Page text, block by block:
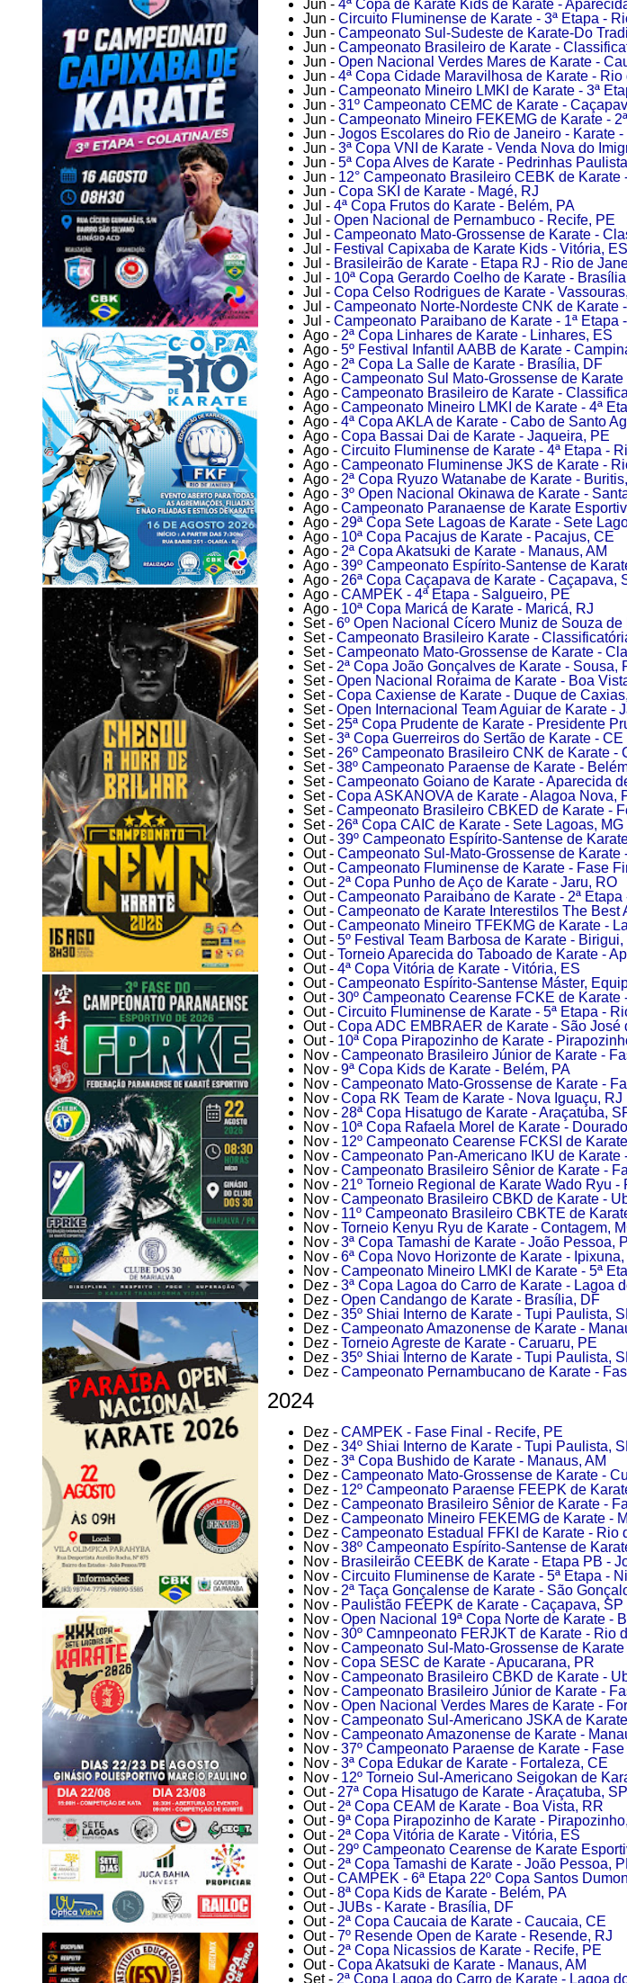
Jun - 4ª Copa de Karate Kids de Karate -
Jun - Circuito Fluminense de Karate - 3ª Etapa -
Jun - Campeonato Sul-Sudeste de Karate-Do
Jun - Campeonato Brasileiro de Karate -
Jun - Open Nacional Verdes Mares de Karate -
Jun - 4ª Copa Cidade Maravilhosa de Karate - Rio
Jun - Campeonato Mineiro LMKI de Karate - 3ª
Jun - 31º Campeonato CEMC de Karate -
Jun - Campeonato Mineiro FEKEMG de Karate -
Jun - Jogos Escolares do Rio de Janeiro - Karate
Jun - 3ª Copa VNI de Karate - Venda Nova do
Jun - 5ª Copa Alves de Karate - Pedrinhas
Jun - 12° Campeonato Brasileiro CEBK de Karate
Jun - Copa SKI de Karate - Magé, RJ
Jul - 4ª Copa Frutos do Karate - Belém, PA
Jul - Open Nacional de Pernambuco - Recife, PE
Jul - Campeonato Mato-Grossense de Karate -
Jul - Festival Capixaba de Karate Kids - Vitória, ES
Jul - Brasileirão de Karate - Etapa RJ - Rio de
Jul - 10ª Copa Gerardo Coelho de Karate -
Jul - Copa Celso Rodrigues de Karate -
Jul - Campeonato Norte-Nordeste CNK de Karate
Jul - Campeonato Paraibano de Karate - 1ª Etapa
Ago - 2ª Copa Linhares de Karate - Linhares, ES
Ago - 5º Festival Infantil AABB de Karate -
Ago - 2ª Copa La Salle de Karate - Brasília, DF
Ago - Campeonato Sul Mato-Grossense de
Ago - Campeonato Brasileiro de Karate -
Ago - Campeonato Mineiro LMKI de Karate - 4ª
Ago - 4ª Copa AKLA de Karate - Cabo de Santo
Ago - Copa Bassai Dai de Karate - Jaqueira, PE
Ago - Circuito Fluminense de Karate - 4ª Etapa -
Ago - Campeonato Fluminense JKS de Karate -
Ago - 2ª Copa Ryuzo Watanabe de Karate -
Ago - 3º Open Nacional Okinawa de Karate -
Ago - Campeonato Paranaense de Karate
Ago - 29ª Copa Sete Lagoas de Karate - Sete
Ago - 10ª Copa Pacajus de Karate - Pacajus, CE
Ago - 2ª Copa Akatsuki de Karate - Manaus, AM
Ago - 39º Campeonato Espírito-Santense de
Ago - 26ª Copa Caçapava de Karate - Caçapava,
Ago - CAMPEK - 4ª Etapa - Salgueiro, PE
Ago - 10ª Copa Maricá de Karate - Maricá, RJ
Set - 6º Open Nacional Cícero Muniz de Souza de
Set - Campeonato Brasileiro Karate -
Set - Campeonato Mato-Grossense de Karate -
Set - 2ª Copa João Gonçalves de Karate - Sousa,
Set - Open Nacional Roraima de Karate - Boa
Set - Copa Caxiense de Karate - Duque de
Set - Open Internacional Team Aguiar de Karate -
Set - 25ª Copa Prudente de Karate - Presidente
Set - 3ª Copa Guerreiros do Sertão de Karate - CE
Set - 26º Campeonato Brasileiro CNK de Karate -
Set - 38º Campeonato Paraense de Karate -
Set - Campeonato Goiano de Karate - Aparecida
Set - Copa ASKANOVA de Karate - Alagoa Nova,
Set - Campeonato Brasileiro CBKED de Karate -
Set - 26ª Copa CAIC de Karate - Sete Lagoas, MG
Out - 39º Campeonato Espírito-Santense de
Out - Campeonato Sul-Mato-Grossense de Karate
Out - Campeonato Fluminense de Karate - Fase
Out - 2ª Copa Punho de Aço de Karate - Jaru, RO
Out - Campeonato Paraibano de Karate - 2ª Etapa
Out - Campeonato de Karate Interestilos The
Out - Campeonato Mineiro TFEKMG de Karate -
Out - 5º Festival Team Barbosa de Karate - Birigui,
Out - Torneio Aparecida do Taboado de Karate -
Out - 4ª Copa Vitória de Karate - Vitória, ES
Out - Campeonato Espírito-Santense Máster,
Out - 30º Campeonato Cearense FCKE de Karate
Out - Circuito Fluminense de Karate - 5ª Etapa -
Out - Copa ADC EMBRAER de Karate - São José
Out - 10ª Copa Pirapozinho de Karate -
Nov - Campeonato Brasileiro Júnior de Karate -
Nov - 9ª Copa Kids de Karate - Belém, PA
Nov - Campeonato Mato-Grossense de Karate -
Nov - Copa RK Team de Karate - Nova Iguaçu, RJ
Nov - 28ª Copa Hisatugo de Karate - Araçatuba,
Nov - 10ª Copa Rafaela Morel de Karate -
Nov - 12º Campeonato Cearense FCKSI de
Nov - Campeonato Pan-Americano IKU de Karate
Nov - Campeonato Brasileiro Sênior de Karate -
Nov - 21º Torneio Regional de Karate Wado Ryu
Nov - Campeonato Brasileiro CBKD de Karate -
Nov - 11º Campeonato Brasileiro CBKTE de
Nov - Torneio Kenyu Ryu de Karate - Contagem,
Nov - 3ª Copa Tamashi de Karate - João Pessoa,
Nov - 6ª Copa Novo Horizonte de Karate - Ipixuna,
Nov - Campeonato Mineiro LMKI de Karate - 5ª
Dez - 3ª Copa Lagoa do Carro de Karate - Lagoa
Dez - Open Candango de Karate - Brasília, DF
Dez - 35º Shiai Interno de Karate - Tupi Paulista,
Dez - Campeonato Amazonense de Karate -
Dez - Torneio Agreste de Karate - Caruaru, PE
Dez - 35º Shiai Interno de Karate - Tupi Paulista,
Dez - Campeonato Pernambucano de Karate -
2024
Dez - CAMPEK - Fase Final - Recife, PE
Dez - 34º Shiai Interno de Karate - Tupi Paulista,
Dez - 3ª Copa Bushido de Karate - Manaus, AM
Dez - Campeonato Mato-Grossense de Karate -
Dez - 12º Campeonato Paraense FEEPK de
Dez - Campeonato Brasileiro Sênior de Karate -
Dez - Campeonato Mineiro FEKEMG de Karate -
Dez - Campeonato Estadual FFKI de Karate - Rio
Nov - 38º Campeonato Espírito-Santense de
Nov - Brasileirão CEEBK de Karate - Etapa PB -
Nov - Circuito Fluminense de Karate - 5ª Etapa -
Nov - 2ª Taça Gonçalense de Karate - São
Nov - Paulistão FEEPK de Karate - Caçapava, SP
Nov - Open Nacional 19ª Copa Norte de Karate -
Nov - 30º Camnpeonato FERJKT de Karate - Rio
Nov - Campeonato Sul-Mato-Grossense de
Nov - Copa SESC de Karate - Apucarana, PR
Nov - Campeonato Brasileiro CBKD de Karate -
Nov - Campeonato Brasileiro Júnior de Karate -
Nov - Open Nacional Verdes Mares de Karate -
Nov - Campeonato Sul-Americano JSKA de
Nov - Campeonato Amazonense de Karate -
Nov - 37º Campeonato Paraense de Karate -
Nov - 3ª Copa Edukar de Karate - Fortaleza, CE
Nov - 12º Torneio Sul-Americano Seigokan de
Out - 27ª Copa Hisatugo de Karate - Araçatuba, SP
Out - 2ª Copa CEAM de Karate - Boa Vista, RR
Out - 9ª Copa Pirapozinho de Karate -
Out - 2ª Copa Vitória de Karate - Vitória, ES
Out - 29º Campeonato Cearense de Karate
Out - 2ª Copa Tamashi de Karate - João Pessoa,
Out - CAMPEK - 6ª Etapa 22º Copa Santos
Out - 8ª Copa Kids de Karate - Belém, PA
Out - JUBs - Karate - Brasília, DF
Out - 2ª Copa Caucaia de Karate - Caucaia, CE
Out - 7º Resende Open de Karate - Resende, RJ
Out - 2ª Copa Nicassios de Karate - Recife, PE
Out - Copa Akatsuki de Karate - Manaus, AM
Set - 2ª Copa Lagoa do Carro de Karate - Lagoa